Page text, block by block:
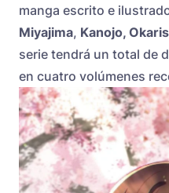
manga escrito e
Miyajima, Kanojo,
serie tendrá un total de
en cuatro volúmenes